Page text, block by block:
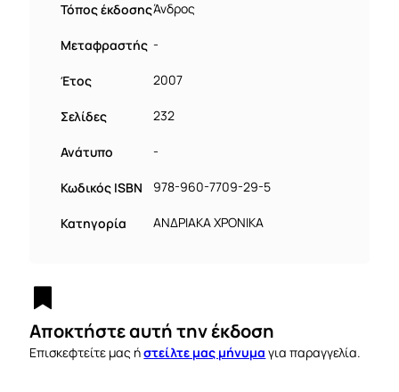
Τόπος έκδοσηςΆνδρος
Μεταφραστής -
Έτος 2007
Σελίδες 232
Ανάτυπο -
Κωδικός ISBN 978-960-7709-29-5
Κατηγορία ΑΝΔΡΙΑΚΑ ΧΡΟΝΙΚΑ
Αποκτήστε αυτή την έκδοση
Επισκεφτείτε μας ήστείλτε μας μήνυμα για παραγγελία.